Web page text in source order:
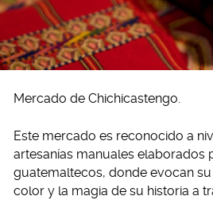
Mercado de Chichicastengo.
Este mercado es reconocido a
artesanías manuales elaborados
guatemaltecos, donde evocan
color y la magia de su historia a